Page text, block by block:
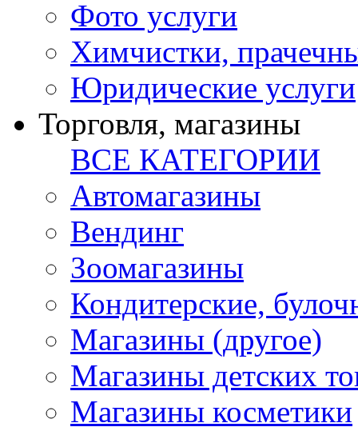
Фото услуги
Химчистки,
Юридические услуги
Торговля, магазины
ВСЕ КАТЕГОРИИ
Автомагазины
Вендинг
Зоомагазины
Кондитерские,
Магазины (другое)
Магазины детских
Магазины косметики